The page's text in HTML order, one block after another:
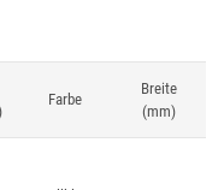
Farbe
Breite
(mm)